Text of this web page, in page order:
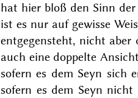
hat hier bloß den Sinn
ist es nur auf gewisse
entgegensteht, nicht
auch eine doppelte
sofern es dem Seyn sich
sofern es dem Seyn